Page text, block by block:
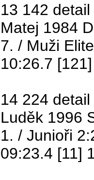
13 142
Matej 1984
7. / Muži
10:26.7
14 224
Luděk 1996
1. / Junioři
09:23.4 [11]